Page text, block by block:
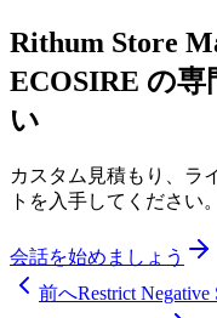
Rithum Store
ECOSIRE の
い
カスタム見積もり、ラ
トを入手してください。
会話を始めましょう
前へRestrict